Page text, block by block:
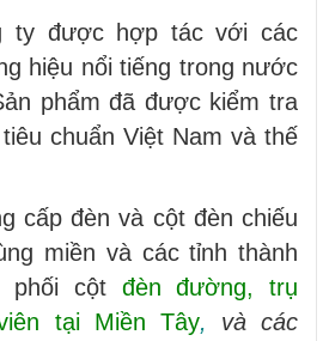
ty được hợp tác với các
hiệu nổi tiếng trong nước
phẩm đã được kiểm tra
chuẩn Việt Nam và thế
cấp đèn và cột đèn chiếu
miền và các tỉnh thành
phối cột đèn đường, trụ
tại Miền Tây, và các